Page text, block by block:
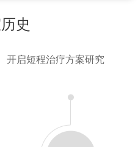
史
开启短程治疗方案研究